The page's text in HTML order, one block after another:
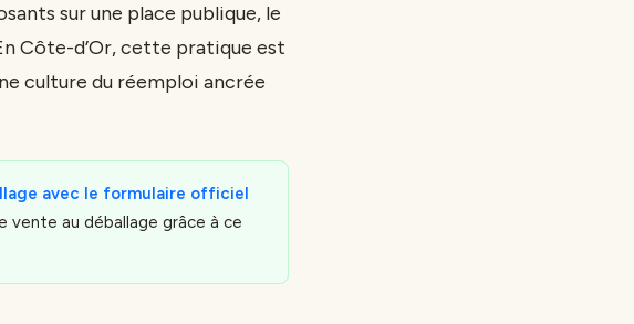
sur une place publique, le
Côte-d’Or, cette pratique est
culture du réemploi ancrée
avec le formulaire officiel
au déballage grâce à ce